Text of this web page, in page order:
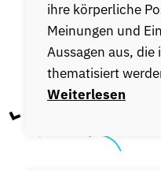
ihre körperliche
Meinungen und
Aussagen aus, die
thematisiert
Weiterlesen